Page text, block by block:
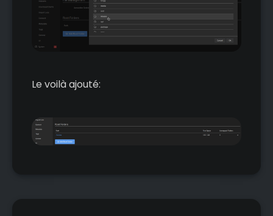
Le voilà ajouté: